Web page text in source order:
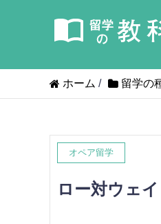
ホーム / 留学の
オペア留学
ロー対ウェ